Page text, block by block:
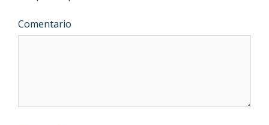
Comentario